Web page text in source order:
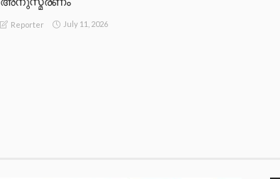
Reporter July 11, 2026